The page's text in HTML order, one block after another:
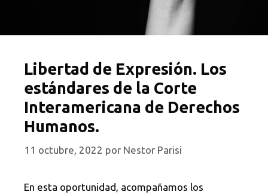
Libertad de Expresión. Los
estándares de la Corte
Interamericana de Derechos
Humanos.
11 octubre, 2022 por Nestor Parisi
En esta oportunidad, acompañamos los